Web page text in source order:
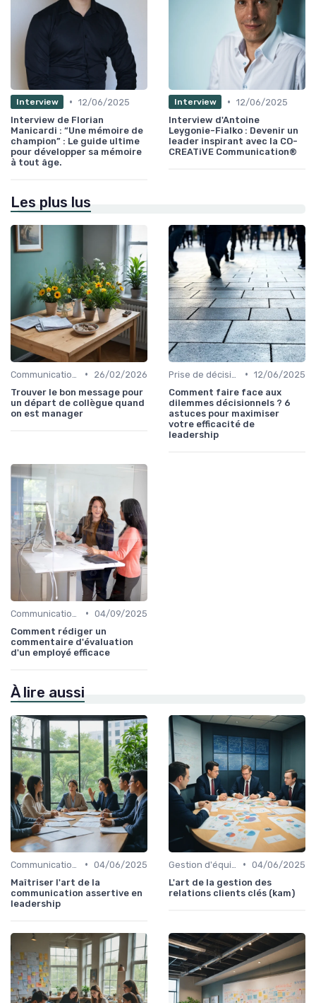
Interview • 12/06/2025
Interview de Florian
Manicardi : “Une mémoire de
champion” : Le guide ultime
pour développer sa mémoire
à tout âge.
Interview • 12/06/2025
Interview d'Antoine
Leygonie-Fialko : Devenir un
leader inspirant avec la CO-
CREATiVE Communication®
Les plus lus
•
26/02/2026
Trouver le bon message pour
un départ de collègue quand
on est manager
• 12/06/2025
Comment faire face aux
dilemmes décisionnels ? 6
astuces pour maximiser
votre efficacité de
leadership
• 04/09/2025
Comment rédiger un
commentaire d'évaluation
d'un employé efficace
À lire aussi
• 04/06/2025
Maîtriser l'art de la
communication assertive en
leadership
• 04/06/2025
L'art de la gestion des
relations clients clés (kam)